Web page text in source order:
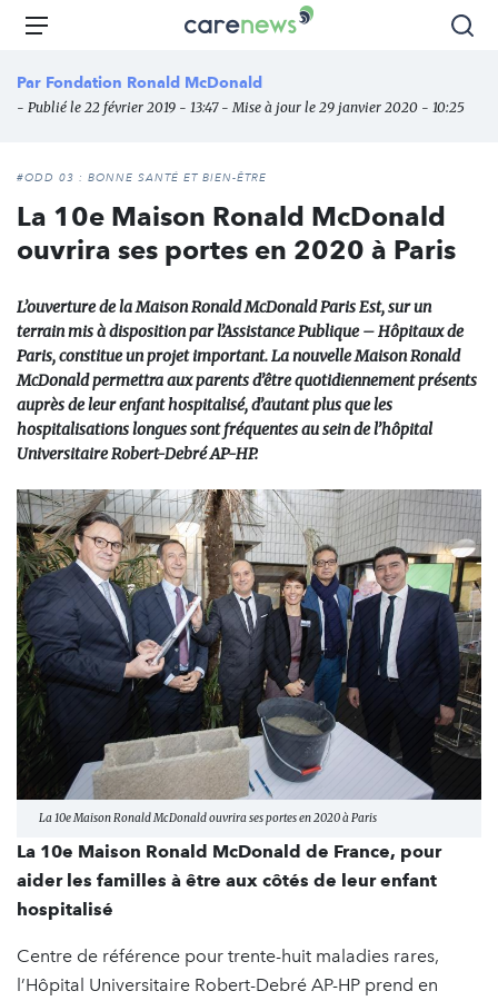
Aller
principal
Carenews,
média
des
l'engagement
Menu
Par Fondation Ronald McDonald
- Publié le 22 février 2019 - 13:47 - Mise à jour le 29 janvier 2020 - 10:25
#ODD 03 : BONNE SANTÉ ET BIEN-ÊTRE
La 10e Maison Ronald McDonald
ouvrira ses portes en 2020 à Paris
L’ouverture de la Maison Ronald McDonald Paris Est, sur un
terrain mis à disposition par l’Assistance Publique – Hôpitaux de
Paris, constitue un projet important. La nouvelle Maison Ronald
McDonald permettra aux parents d’être quotidiennement présents
auprès de leur enfant hospitalisé, d’autant plus que les
hospitalisations longues sont fréquentes au sein de l’hôpital
Universitaire Robert-Debré AP-HP.
La 10e Maison Ronald McDonald ouvrira ses portes en 2020 à Paris
La 10e Maison Ronald McDonald de France, pour
aider les familles à être aux côtés de leur enfant
hospitalisé
Centre de référence pour trente-huit maladies rares,
l’Hôpital Universitaire Robert-Debré AP-HP prend en